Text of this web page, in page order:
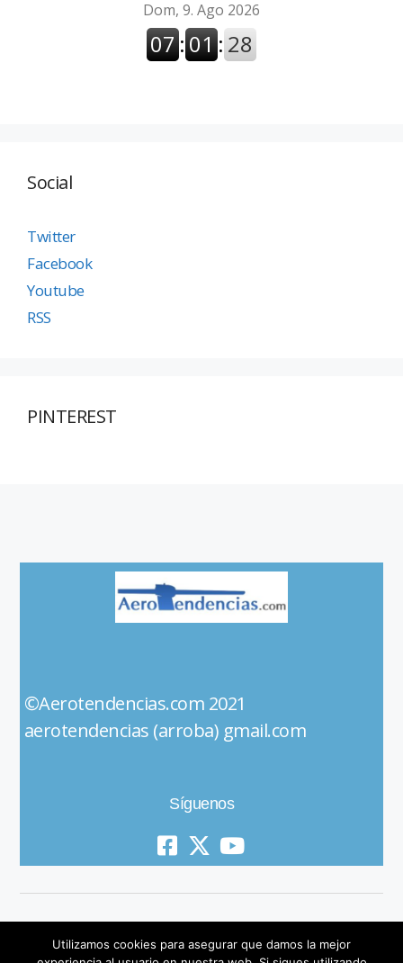
Social
Twitter
Facebook
Youtube
RSS
PINTEREST
©Aerotendencias.com 2021
aerotendencias (arroba) gmail.com
Síguenos
Utilizamos cookies para asegurar que damos la mejor